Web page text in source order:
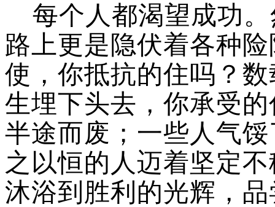
每个人都渴望成功
路上更是隐伏着各种
使，你抵抗的住吗？
生埋下头去，你承受
半途而废；一些人气
之以恒的人迈着坚定
沐浴到胜利的光辉，